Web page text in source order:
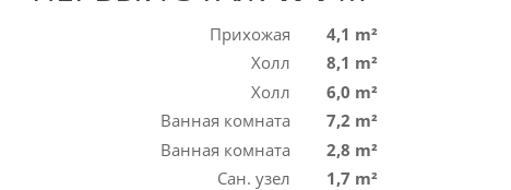
Прихожая
4,1 m²
Холл
8,1 m²
Холл
6,0 m²
Ванная комната
7,2 m²
Ванная комната
2,8 m²
Сан. узел
1,7 m²